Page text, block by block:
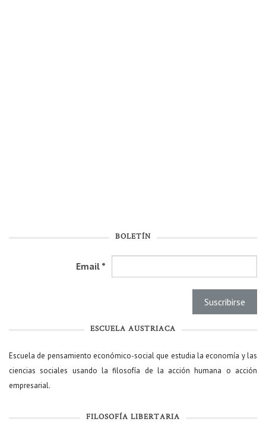
BOLETÍN
Email *
ESCUELA AUSTRIACA
Escuela de pensamiento económico-social que estudia la economía y las
ciencias sociales usando la filosofía de la acción humana o acción
empresarial.
FILOSOFÍA LIBERTARIA